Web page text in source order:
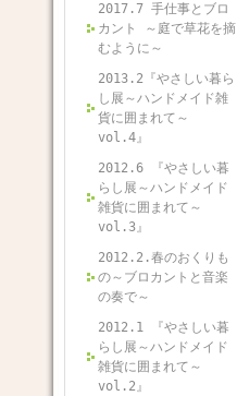
2017.7 手仕事とブロ
カント ～庭で草花を摘
むように～
2013.2『やさしい暮ら
し展～ハンドメイド雑
貨に囲まれて～
vol.4』
2012.6 『やさしい暮
らし展～ハンドメイド
雑貨に囲まれて～
vol.3』
2012.2.春のおくりも
の～ブロカントと音楽
の奏で～
2012.1 『やさしい暮
らし展～ハンドメイド
雑貨に囲まれて～
vol.2』